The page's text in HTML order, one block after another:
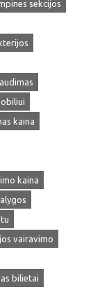
sekcijos
kaina
kaina
vairavimo
bilietai